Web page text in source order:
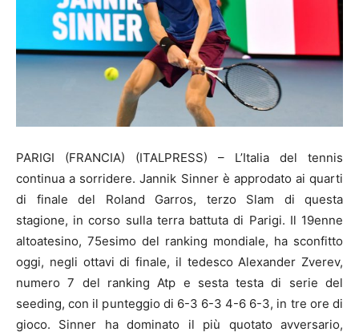
PARIGI (FRANCIA) (ITALPRESS) – L’Italia del tennis
continua a sorridere. Jannik Sinner è approdato ai quarti
di finale del Roland Garros, terzo Slam di questa
stagione, in corso sulla terra battuta di Parigi. Il 19enne
altoatesino, 75esimo del ranking mondiale, ha sconfitto
oggi, negli ottavi di finale, il tedesco Alexander Zverev,
numero 7 del ranking Atp e sesta testa di serie del
seeding, con il punteggio di 6-3 6-3 4-6 6-3, in tre ore di
gioco. Sinner ha dominato il più quotato avversario,